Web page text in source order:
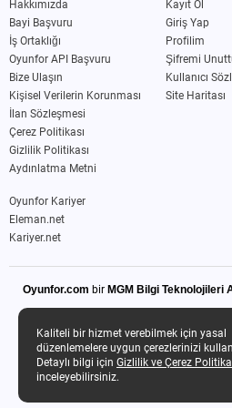
Kaliteli bir hizmet verebilmek için yasal
düzenlemelere uygun çerezlerinizi
Detaylı bilgi için Gizlilik ve Çerez
inceleyebilirsiniz.
Hakkımızda
Bayi Başvuru
İş Ortaklığı
Oyunfor API Başvuru
Bize Ulaşın
Kişisel Verilerin Korunması
İlan Sözleşmesi
Çerez Politikası
Gizlilik Politikası
Aydınlatma Metni
Kayıt Ol
Giriş Yap
Profilim
Şifremi
Kullanıcı
Site Haritası
Oyunfor Kariyer
Eleman.net
Kariyer.net
Oyunfor.com bir MGM Bilgi Teknolojileri